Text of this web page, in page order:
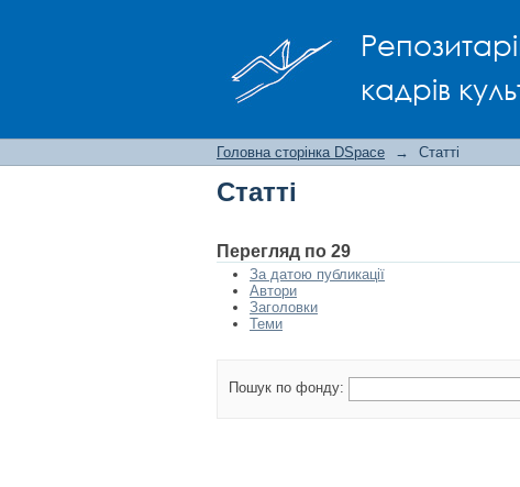
кадрів
Головна сторінка DSpace → Статті
Статті
Перегляд по 29
За датою публикації
Автори
Заголовки
Теми
Пошук по фонду: